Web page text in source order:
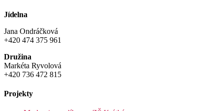
Jídelna
Jana Ondráčková
+420 474 375 961
Družina
Markéta Ryvolová
+420 736 472 815
Projekty